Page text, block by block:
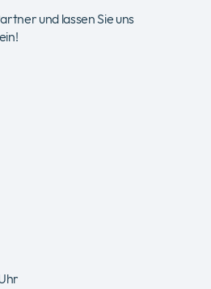
und lassen Sie uns